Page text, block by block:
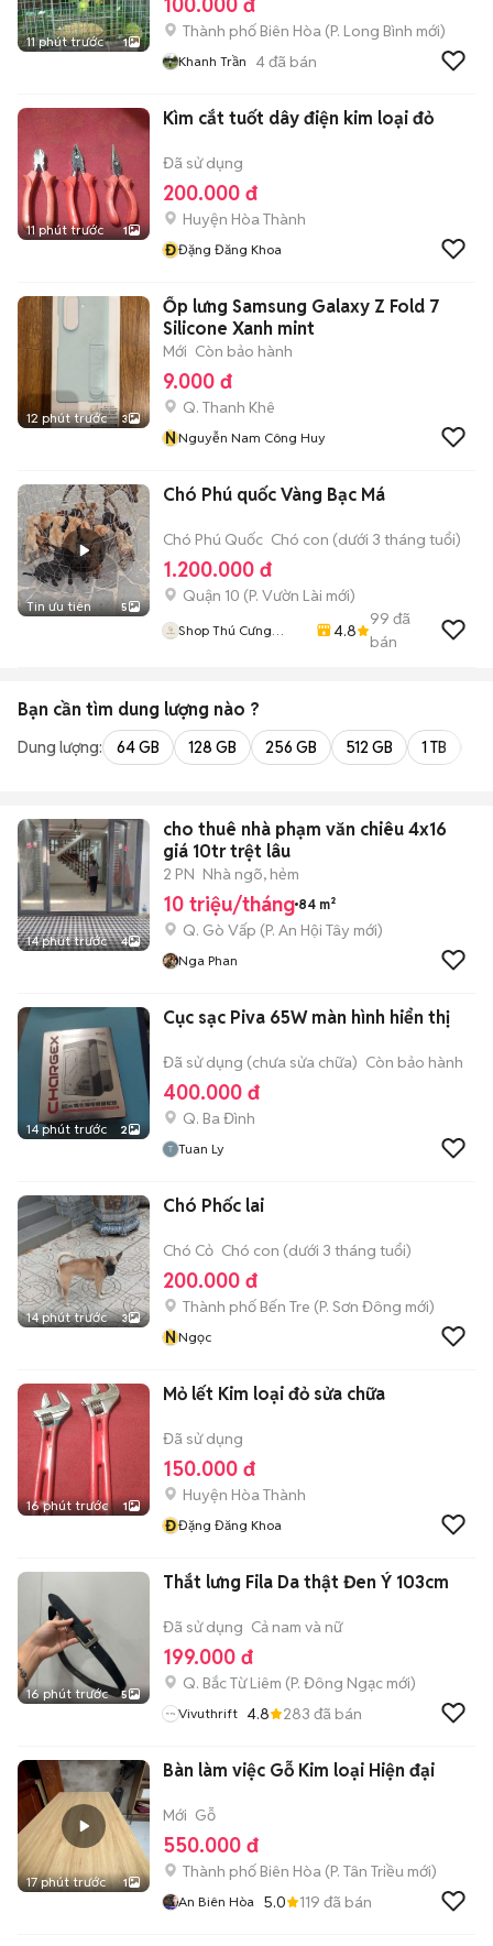
11 phút trước 1
Thành phố Biên Hòa (P. Long Bình mới)
Khanh Trần 4đã bán
11 phút trước 1
Kìm cắt tuốt dây điện kim loại đỏ
Đã sử dụng
200.000 đ
Huyện Hòa Thành
ĐĐặng Đăng Khoa
12 phút trước 3
Ốp lưng Samsung Galaxy Z Fold 7
Silicone Xanh mint
Mới Còn bảo hành
9.000 đ
Q. Thanh Khê
NNguyễn Nam Công Huy
Tin ưu tiên 5
Chó Phú quốc Vàng Bạc Má
Chó Phú Quốc Chó con (dưới 3 tháng tuổi)
1.200.000 đ
Quận 10 (P. Vườn Lài mới)
Shop Thú Cưng
4.8
99 đã
bán
Bạn cần tìm dung lượng nào ?
Dung lượng: 64 GB 128 GB 256 GB 512 GB 1 TB
14 phút trước 4
cho thuê nhà phạm văn chiêu 4x16
giá 10tr trệt lâu
2 PN Nhà ngõ, hẻm
10 triệu/tháng 84 m²
Q. Gò Vấp (P. An Hội Tây mới)
Nga Phan
14 phút trước 2
Cục sạc Piva 65W màn hình hiển thị
Đã sử dụng (chưa sửa chữa) Còn bảo hành
400.000 đ
Q. Ba Đình
Tuan Ly
14 phút trước 3
Chó Phốc lai
Chó Cỏ Chó con (dưới 3 tháng tuổi)
200.000 đ
Thành phố Bến Tre (P. Sơn Đông mới)
NNgọc
16 phút trước 1
Mỏ lết Kim loại đỏ sửa chữa
Đã sử dụng
150.000 đ
Huyện Hòa Thành
ĐĐặng Đăng Khoa
16 phút trước 5
Thắt lưng Fila Da thật Đen Ý 103cm
Đã sử dụng Cả nam và nữ
199.000 đ
Q. Bắc Từ Liêm (P. Đông Ngạc mới)
Vivuthrift 4.8 283 đã bán
17 phút trước 1
Bàn làm việc Gỗ Kim loại Hiện đại
Mới Gỗ
550.000 đ
Thành phố Biên Hòa (P. Tân Triều mới)
An Biên Hòa 5.0 119 đã bán